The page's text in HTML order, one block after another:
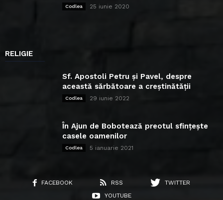
Codlea 25 iunie 2020
RELIGIE
Sf. Apostoli Petru și Pavel, despre
această sărbătoare a creștinătății
Codlea 29 iunie 2022
În Ajun de Bobotează preotul sfințește
casele oamenilor
Codlea 5 ianuarie 2021
FACEBOOK RSS
TWITTER
YOUTUBE